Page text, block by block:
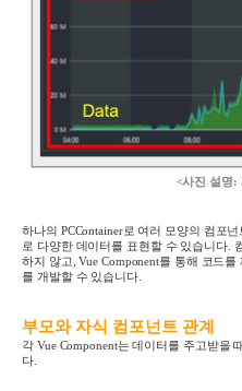
<사진 설명:
하나의 PCContainer로 여러 모양의 컴포
로 다양한 데이터를 표현할 수 있습니다.
하지 않고, Vue Component를 통해 코드
를 개발할 수 있습니다.
부모와 자식 컴포넌트 관계
각 Vue Component는 데이터를 주고받을
다.